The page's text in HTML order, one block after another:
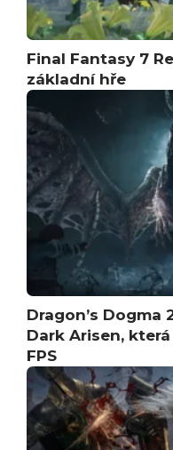
Final Fantasy 7
základní hře
Dragon’s Dogma
Dark Arisen,
FPS